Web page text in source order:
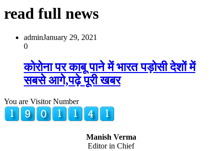
read full news
adminJanuary 29, 2021
0
कोरोना पर काबू पाने में भारत पड़ोसी देशों में
सबसे आगे,पढ़े पूरी खबर
You are Visitor Number
Manish Verma
Editor in Chief